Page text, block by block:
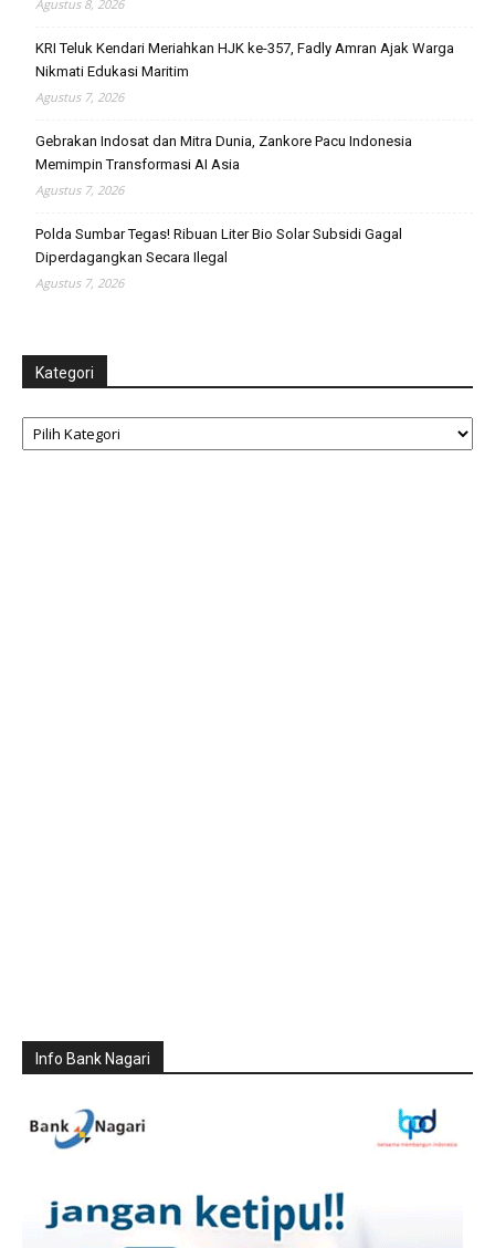
Agustus 8, 2026
KRI Teluk Kendari Meriahkan HJK ke-357, Fadly Amran Ajak Warga
Nikmati Edukasi Maritim
Agustus 7, 2026
Gebrakan Indosat dan Mitra Dunia, Zankore Pacu Indonesia
Memimpin Transformasi AI Asia
Agustus 7, 2026
Polda Sumbar Tegas! Ribuan Liter Bio Solar Subsidi Gagal
Diperdagangkan Secara Ilegal
Agustus 7, 2026
Kategori
Info Bank Nagari